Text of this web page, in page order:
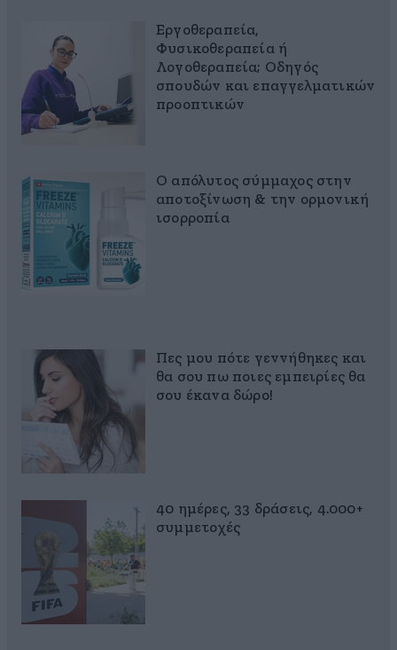
Εργοθεραπεία,
Φυσικοθεραπεία ή
Λογοθεραπεία; Οδηγός
σπουδών και επαγγελματικών
προοπτικών
Ο απόλυτος σύμμαχος στην
αποτοξίνωση & την ορμονική
ισορροπία
Πες μου πότε γεννήθηκες και
θα σου πω ποιες εμπειρίες θα
σου έκανα δώρο!
40 ημέρες, 33 δράσεις, 4.000+
συμμετοχές